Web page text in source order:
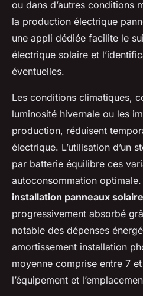
ou dans d’autres conditions
la production électrique
une appli dédiée facilite le
électrique solaire et
éventuelles.
Les conditions climatiques,
luminosité hivernale ou les
production, réduisent
électrique. L’utilisation d’un
par batterie équilibre ces
autoconsommation
installation panneaux
progressivement absorbé
notable des dépenses
amortissement installation
moyenne comprise entre 7
l’équipement et